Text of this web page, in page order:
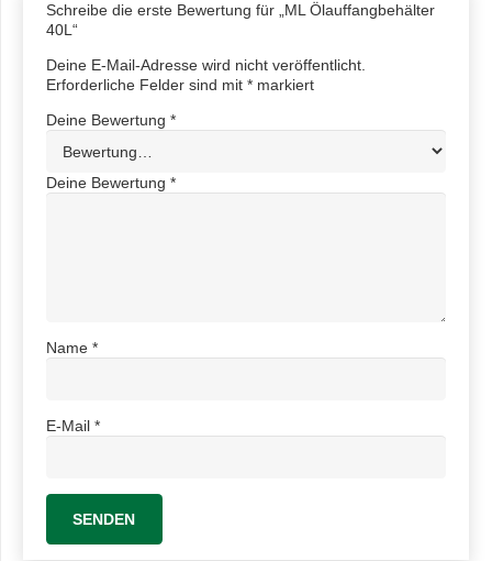
Schreibe die erste Bewertung für „ML Ölauffangbehälter
40L“
Deine E-Mail-Adresse wird nicht veröffentlicht.
Erforderliche Felder sind mit * markiert
Deine Bewertung *
Deine Bewertung *
Name *
E-Mail *